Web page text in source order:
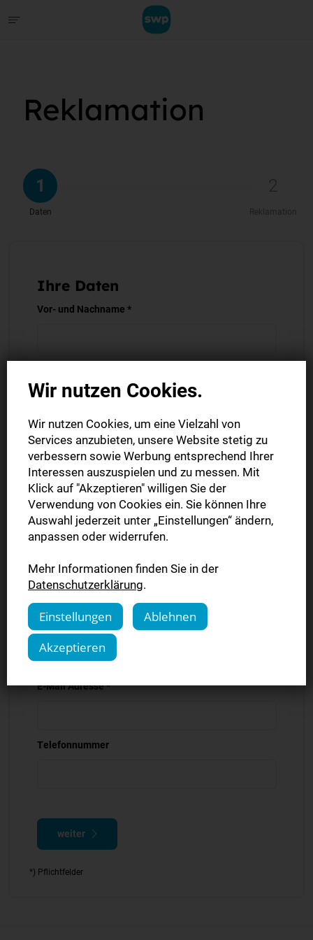
Reklamation
1
Daten
2
Reklamation
Ihre Daten
Vor- und Nachname *
PLZ *
Ort *
Haus-Nr./Ergänzung *
E-Mail Adresse *
Telefonnummer
weiter
*) Pflichtfelder
Wir nutzen Cookies.
Wir nutzen Cookies, um eine Vielzahl von
Services anzubieten, unsere Website stetig zu
verbessern sowie Werbung entsprechend Ihrer
Interessen auszuspielen und zu messen. Mit
Klick auf "Akzeptieren" willigen Sie der
Verwendung von Cookies ein. Sie können Ihre
Auswahl jederzeit unter „Einstellungen“ ändern,
anpassen oder widerrufen.
Mehr Informationen finden Sie in der
Datenschutzerklärung.
Einstellungen
Ablehnen
Akzeptieren